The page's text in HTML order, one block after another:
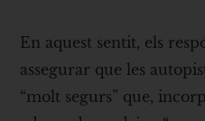
En aquest sentit, els
assegurar que les
“molt segurs” que,